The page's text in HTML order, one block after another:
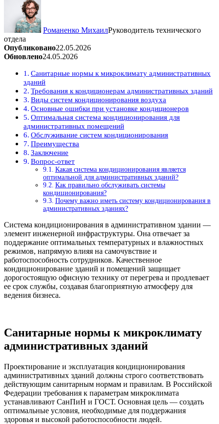
Романенко МихаилРуководитель технического
отдела
Опубликовано22.05.2026
Обновлено24.05.2026
Санитарные нормы к микроклимату административных
зданий
Требования к кондиционерам административных зданий
Виды систем кондиционирования воздуха
Основные ошибки при установке кондиционеров
Оптимальная система кондиционирования для
административных помещений
Обслуживание систем кондиционирования
Преимущества
Заключение
Вопрос-ответ
Какая система кондиционирования является
оптимальной для административных зданий?
Как правильно обслуживать системы
кондиционирования?
Почему важно иметь систему кондиционирования в
административных зданиях?
Система кондиционирования в административном здании —
элемент инженерной инфраструктуры. Она отвечает за
поддержание оптимальных температурных и влажностных
режимов, напрямую влияя на самочувствие и
работоспособность сотрудников. Качественное
кондиционирование зданий и помещений защищает
дорогостоящую офисную технику от перегрева и продлевает
ее срок службы, создавая благоприятную атмосферу для
ведения бизнеса.
Санитарные нормы к микроклимату
административных зданий
Проектирование и эксплуатация кондиционирования
административных зданий должны строго соответствовать
действующим санитарным нормам и правилам. В Российской
Федерации требования к параметрам микроклимата
устанавливают СанПиН и ГОСТ. Основная цель — создать
оптимальные условия, необходимые для поддержания
здоровья и высокой работоспособности людей.